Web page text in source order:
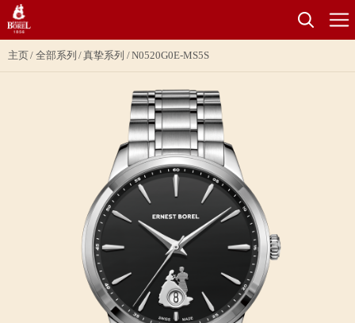
主页 全部系列 真挚系列 N0520G0E-MS5S